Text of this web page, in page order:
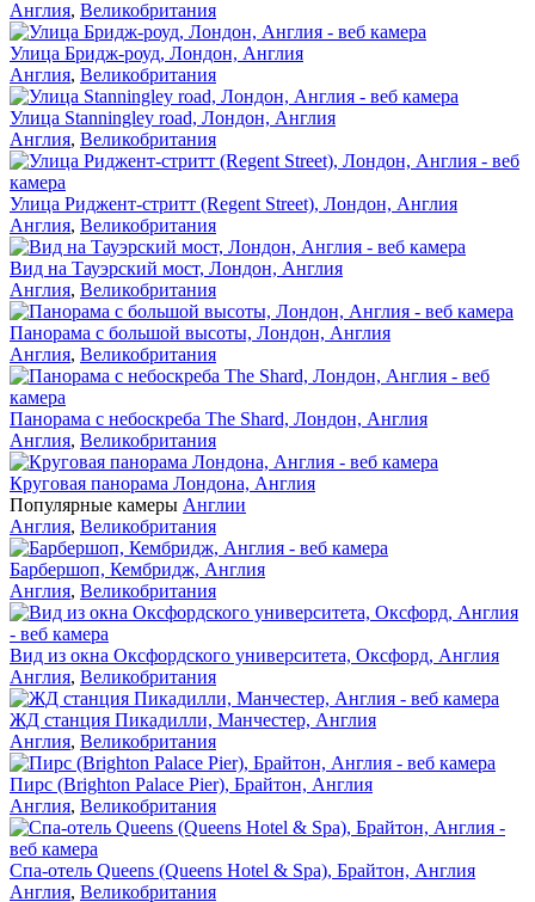
Англия, Великобритания
Улица Бридж-роуд, Лондон, Англия
Англия, Великобритания
Улица Stanningley road, Лондон, Англия
Англия, Великобритания
Улица Риджент-стритт (Regent Street), Лондон, Англия
Англия, Великобритания
Вид на Тауэрский мост, Лондон, Англия
Англия, Великобритания
Панорама с большой высоты, Лондон, Англия
Англия, Великобритания
Панорама с небоскреба The Shard, Лондон, Англия
Англия, Великобритания
Круговая панорама Лондона, Англия
Популярные камеры Англии
Англия, Великобритания
Барбершоп, Кембридж, Англия
Англия, Великобритания
Вид из окна Оксфордского университета, Оксфорд, Англия
Англия, Великобритания
ЖД станция Пикадилли, Манчестер, Англия
Англия, Великобритания
Пирс (Brighton Palace Pier), Брайтон, Англия
Англия, Великобритания
Спа-отель Queens (Queens Hotel & Spa), Брайтон, Англия
Англия, Великобритания